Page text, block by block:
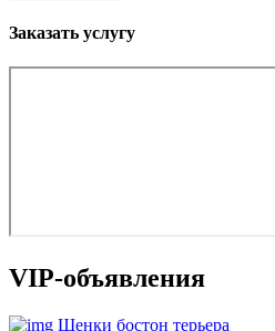
Заказать услугу
VIP-объявления
Щенки бостон терьера